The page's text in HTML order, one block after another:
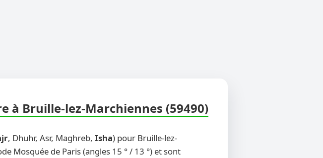
à Bruille-lez-Marchiennes (59490)
, Dhuhr, Asr, Maghreb, Isha) pour Bruille-lez-
Mosquée de Paris (angles 15 ° / 13 °) et sont